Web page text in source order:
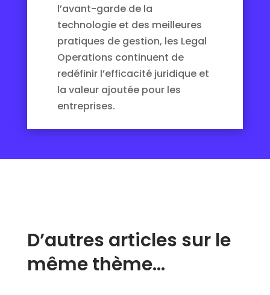
l’avant-garde de la
technologie et des meilleures
pratiques de gestion, les Legal
Operations continuent de
redéfinir l’efficacité juridique et
la valeur ajoutée pour les
entreprises.
D’autres articles sur le
même thème…